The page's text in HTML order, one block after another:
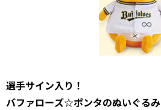
選手サイン入り！
バファローズ☆ポンタのぬいぐるみ